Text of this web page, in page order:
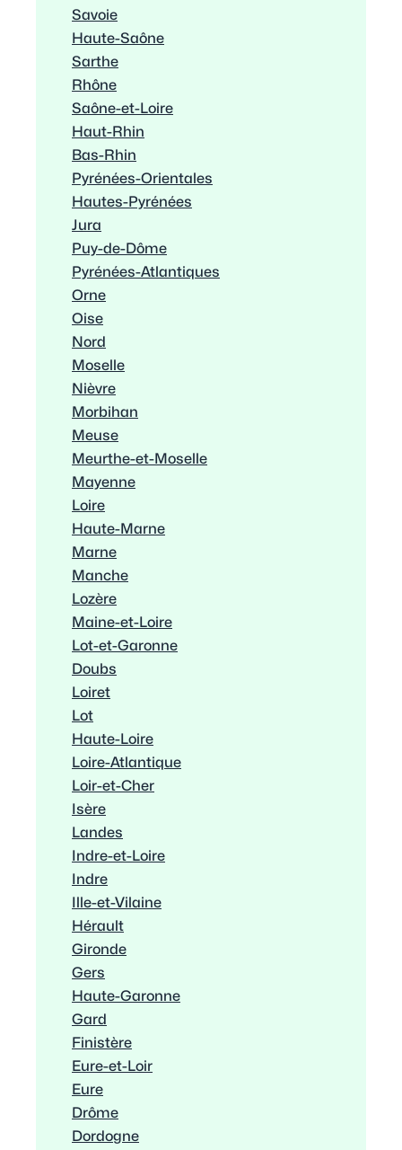
Savoie
Haute-Saône
Sarthe
Rhône
Saône-et-Loire
Haut-Rhin
Bas-Rhin
Pyrénées-Orientales
Hautes-Pyrénées
Jura
Puy-de-Dôme
Pyrénées-Atlantiques
Orne
Oise
Nord
Moselle
Nièvre
Morbihan
Meuse
Meurthe-et-Moselle
Mayenne
Loire
Haute-Marne
Marne
Manche
Lozère
Maine-et-Loire
Lot-et-Garonne
Doubs
Loiret
Lot
Haute-Loire
Loire-Atlantique
Loir-et-Cher
Isère
Landes
Indre-et-Loire
Indre
Ille-et-Vilaine
Hérault
Gironde
Gers
Haute-Garonne
Gard
Finistère
Eure-et-Loir
Eure
Drôme
Dordogne